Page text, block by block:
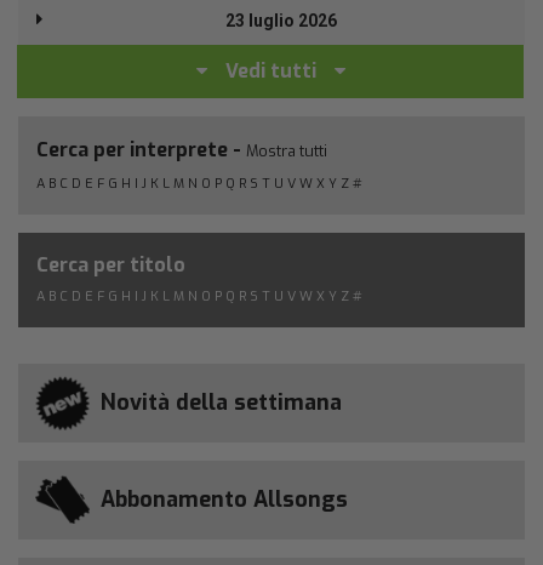
23 luglio 2026
Vedi tutti
Cerca per interprete - Mostra tutti
A B C D E F G H I J K L M N O P Q R S T U V W X Y Z #
Cerca per titolo
A B C D E F G H I J K L M N O P Q R S T U V W X Y Z #
Novità della settimana
Abbonamento Allsongs